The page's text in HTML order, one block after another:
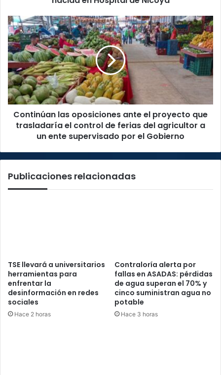
nacida
en
Hospital
de
Nicoya
Continúan
las
oposiciones
ante
el
proyecto
que
trasladaría
el
control
agricultor
un
Continúan las oposiciones ante el proyecto que
trasladaría el control de ferias del agricultor a
un ente supervisado por el Gobierno
Publicaciones relacionadas
TSE llevará a universitarios
herramientas para
enfrentar la
desinformación en redes
sociales
Hace 2 horas
Contraloría alerta por
fallas en ASADAS: pérdidas
de agua superan el 70% y
cinco suministran agua no
potable
Hace 3 horas